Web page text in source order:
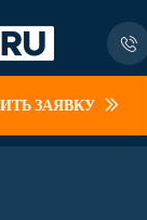
ЗАЯВКУ